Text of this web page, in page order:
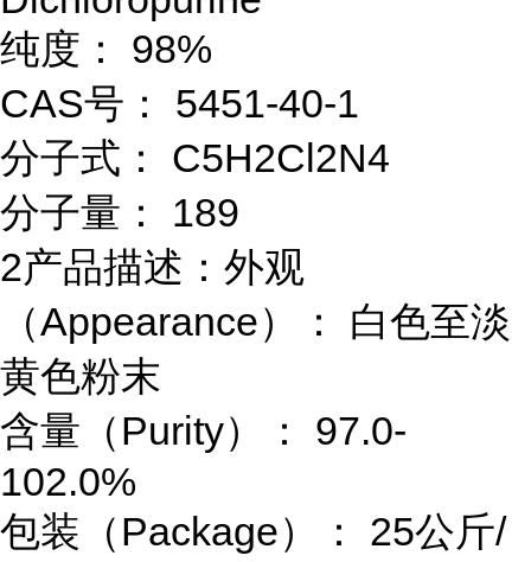
纯度： 98%
CAS号： 5451-40-1
分子式： C5H2Cl2N4
分子量： 189
2产品描述：外观
（Appearance）： 白色至淡
黄色粉末
含量（Purity）： 97.0-
102.0%
包装（Package）： 25公斤/